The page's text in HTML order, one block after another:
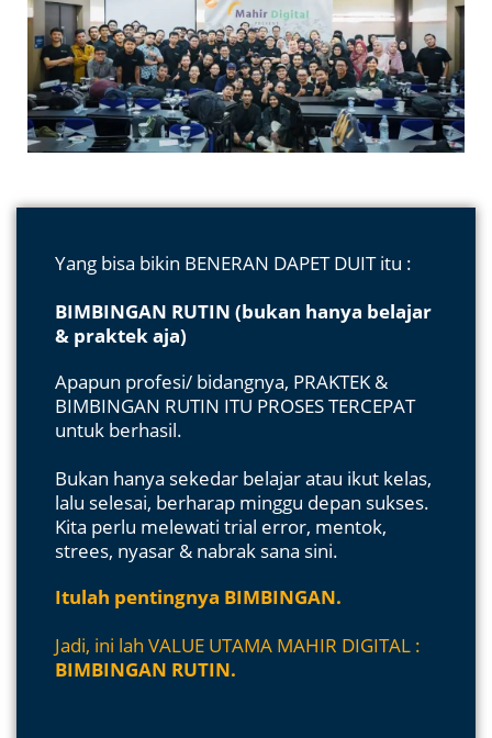
Yang bisa bikin BENERAN DAPET DUIT itu :
BIMBINGAN RUTIN (bukan hanya belajar
& praktek aja)
Apapun profesi/ bidangnya, PRAKTEK &
BIMBINGAN RUTIN ITU PROSES TERCEPAT
untuk berhasil.
Bukan hanya sekedar belajar atau ikut kelas,
lalu selesai, berharap minggu depan sukses.
Kita perlu melewati trial error, mentok,
strees, nyasar & nabrak sana sini. ​
Itulah pentingnya BIMBINGAN.
Jadi, ini lah VALUE UTAMA MAHIR DIGITAL :
BIMBINGAN RUTIN.​